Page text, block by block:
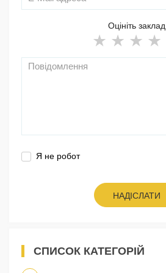
Оцініть заклад
Я не робот
НАДІСЛАТИ
СПИСОК КАТЕГОРІЙ